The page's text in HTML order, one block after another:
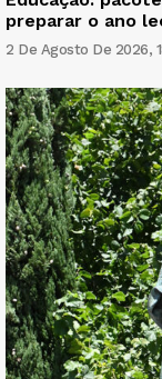
preparar o ano
2 De Agosto De 2026,